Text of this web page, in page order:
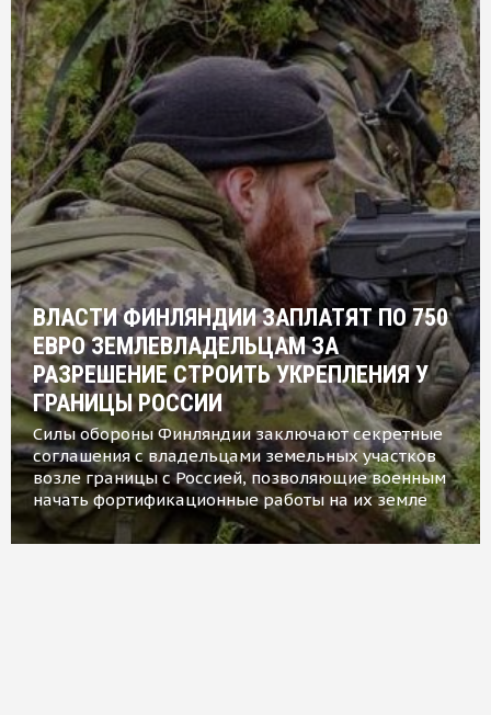
ВЛАСТИ ФИНЛЯНДИИ ЗАПЛАТЯТ ПО 750
ЕВРО ЗЕМЛЕВЛАДЕЛЬЦАМ ЗА
РАЗРЕШЕНИЕ СТРОИТЬ УКРЕПЛЕНИЯ У
ГРАНИЦЫ РОССИИ
Силы обороны Финляндии заключают секретные
соглашения с владельцами земельных участков
возле границы с Россией, позволяющие военным
начать фортификационные работы на их земле